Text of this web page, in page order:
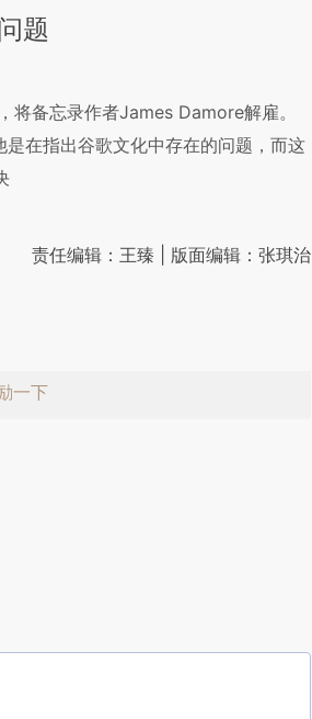
题
将备忘录作者James Damore解雇。
在指出谷歌文化中存在的问题，而这
责任编辑：王臻 | 版面编辑：张琪治
一下